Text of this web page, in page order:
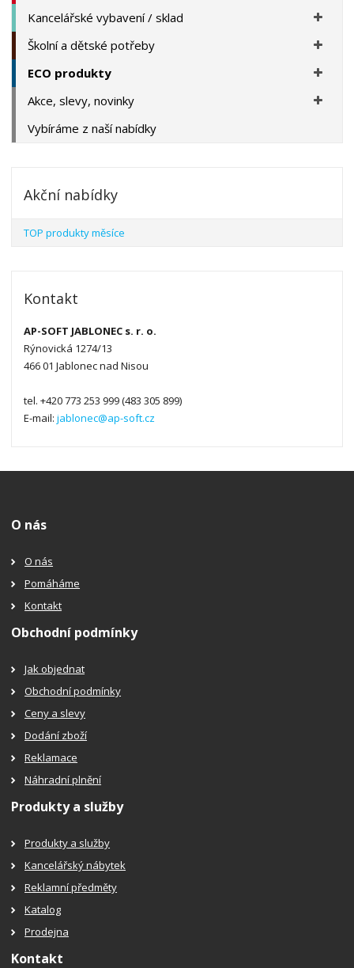
Kancelářské vybavení / sklad
Školní a dětské potřeby
ECO produkty
Akce, slevy, novinky
Vybíráme z naší nabídky
Akční nabídky
TOP produkty měsíce
Kontakt
AP-SOFT JABLONEC s. r. o.
Rýnovická 1274/13
466 01 Jablonec nad Nisou
tel. +420 773 253 999 (483 305 899)
E-mail:jablonec@ap-soft.cz
O nás
O nás
Pomáháme
Kontakt
Obchodní podmínky
Jak objednat
Obchodní podmínky
Ceny a slevy
Dodání zboží
Reklamace
Náhradní plnění
Produkty a služby
Produkty a služby
Kancelářský nábytek
Reklamní předměty
Katalog
Prodejna
Kontakt